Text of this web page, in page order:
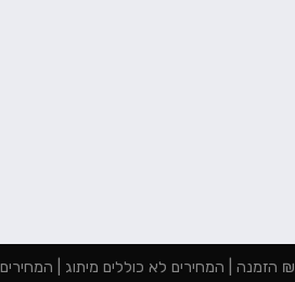
המחירים הינם למינימום 2000 ₪ הזמנה | המחירים לא כוללים מיתוג | המחירים